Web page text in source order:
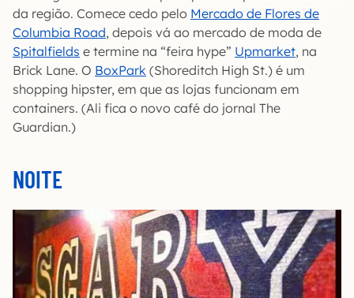
da região. Comece cedo pelo Mercado de Flores de
Columbia Road, depois vá ao mercado de moda de
Spitalfields e termine na “feira hype” Upmarket, na
Brick Lane. O BoxPark (Shoreditch High St.) é um
shopping hipster, em que as lojas funcionam em
containers. (Ali fica o novo café do jornal The
Guardian.)
NOITE